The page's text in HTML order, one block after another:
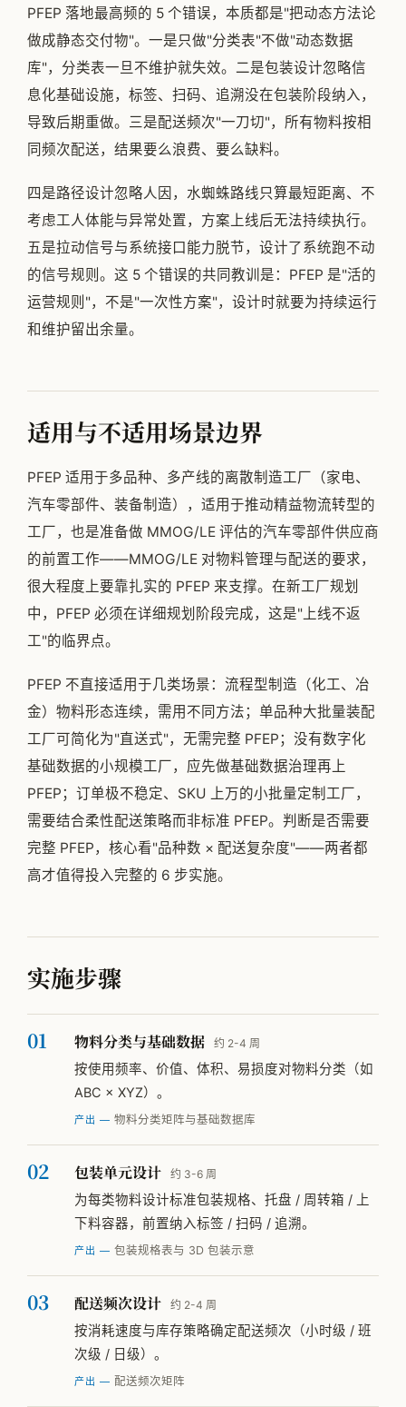
PFEP 落地最高频的 5 个错误，本质都是"把动态方法论
做成静态交付物"。一是只做"分类表"不做"动态数据
库"，分类表一旦不维护就失效。二是包装设计忽略信
息化基础设施，标签、扫码、追溯没在包装阶段纳入，
导致后期重做。三是配送频次"一刀切"，所有物料按相
同频次配送，结果要么浪费、要么缺料。
四是路径设计忽略人因，水蜘蛛路线只算最短距离、不
考虑工人体能与异常处置，方案上线后无法持续执行。
五是拉动信号与系统接口能力脱节，设计了系统跑不动
的信号规则。这 5 个错误的共同教训是：PFEP 是"活的
运营规则"，不是"一次性方案"，设计时就要为持续运行
和维护留出余量。
适用与不适用场景边界
PFEP 适用于多品种、多产线的离散制造工厂（家电、
汽车零部件、装备制造），适用于推动精益物流转型的
工厂，也是准备做 MMOG/LE 评估的汽车零部件供应商
的前置工作——MMOG/LE 对物料管理与配送的要求，
很大程度上要靠扎实的 PFEP 来支撑。在新工厂规划
中，PFEP 必须在详细规划阶段完成，这是"上线不返
工"的临界点。
PFEP 不直接适用于几类场景：流程型制造（化工、冶
金）物料形态连续，需用不同方法；单品种大批量装配
工厂可简化为"直送式"，无需完整 PFEP；没有数字化
基础数据的小规模工厂，应先做基础数据治理再上
PFEP；订单极不稳定、SKU 上万的小批量定制工厂，
需要结合柔性配送策略而非标准 PFEP。判断是否需要
完整 PFEP，核心看"品种数 × 配送复杂度"——两者都
高才值得投入完整的 6 步实施。
实施步骤
物料分类与基础数据 约 2-4 周
按使用频率、价值、体积、易损度对物料分类（如
ABC × XYZ）。
产出 — 物料分类矩阵与基础数据库
包装单元设计 约 3-6 周
为每类物料设计标准包装规格、托盘 / 周转箱 / 上
下料容器，前置纳入标签 / 扫码 / 追溯。
产出 — 包装规格表与 3D 包装示意
配送频次设计 约 2-4 周
按消耗速度与库存策略确定配送频次（小时级 / 班
次级 / 日级）。
产出 — 配送频次矩阵